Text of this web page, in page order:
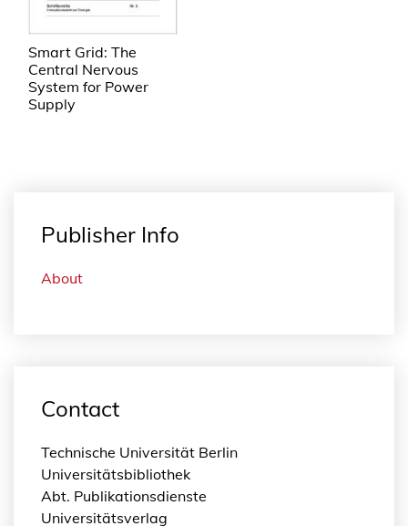
Smart Grid: The
Central Nervous
System for Power
Supply
Publisher Info
About
Contact
Technische Universität Berlin
Universitätsbibliothek
Abt. Publikationsdienste
Universitätsverlag